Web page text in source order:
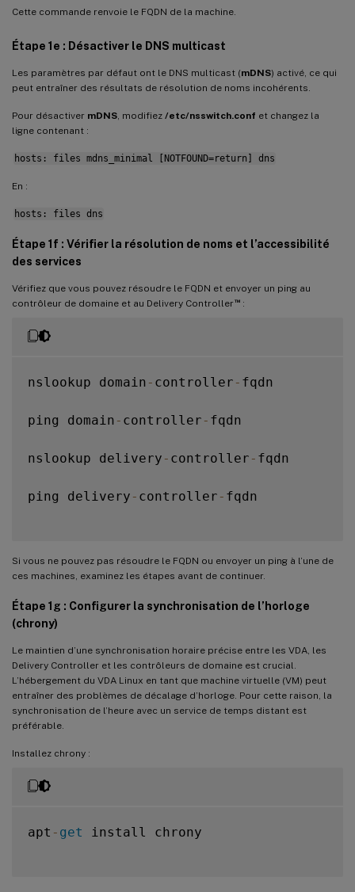
Cette commande renvoie le FQDN de la machine.
Étape 1e : Désactiver le DNS multicast
Les paramètres par défaut ont le DNS multicast (mDNS) activé, ce qui
peut entraîner des résultats de résolution de noms incohérents.
Pour désactiver mDNS , modifiez /etc/nsswitch.conf et changez la
ligne contenant :
hosts: files mdns_minimal [NOTFOUND=return] dns
En :
hosts: files dns
Étape 1f : Vérifier la résolution de noms et l’accessibilité
des services
Vérifiez que vous pouvez résoudre le FQDN et envoyer un ping au
contrôleur de domaine et au Delivery Controller™:
nslookup domain - controller - fqdn
ping domain - controller - fqdn
nslookup delivery - controller - fqdn
ping delivery - controller - fqdn
Si vous ne pouvez pas résoudre le FQDN ou envoyer un ping à l’une de
ces machines, examinez les étapes avant de continuer.
Étape 1g : Configurer la synchronisation de l’horloge
(chrony)
Le maintien d’une synchronisation horaire précise entre les VDA, les
Delivery Controller et les contrôleurs de domaine est crucial.
L’hébergement du VDA Linux en tant que machine virtuelle (VM) peut
entraîner des problèmes de décalage d’horloge. Pour cette raison, la
synchronisation de l’heure avec un service de temps distant est
préférable.
Installez chrony :
apt - get install chrony